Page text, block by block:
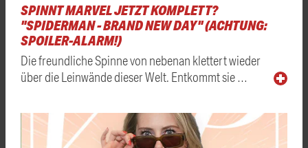
SPINNT MARVEL JETZT KOMPLETT?
"SPIDERMAN - BRAND NEW DAY" (ACHTUNG:
SPOILER-ALARM!)
Die freundliche Spinne von nebenan klettert wieder
über die Leinwände dieser Welt. Entkommt sie …